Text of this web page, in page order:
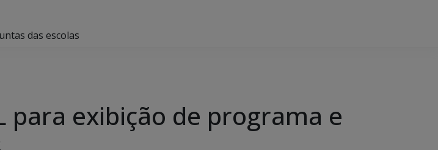
das escolas
para exibição de programa e